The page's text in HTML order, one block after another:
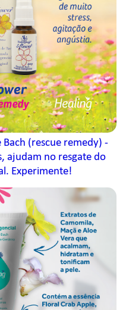
(rescue remedy) -
ajudam no resgate do
Experimente!